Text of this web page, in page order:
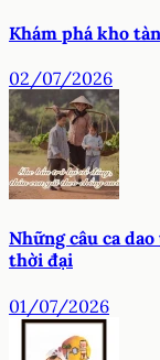
Khám phá kho
02/07/2026
Những câu ca
thời đại
01/07/2026